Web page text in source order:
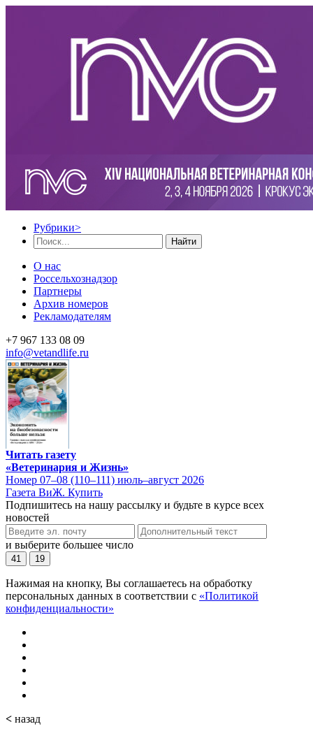
Рубрики>
Найти
О нас
Россельхознадзор
Партнеры
Архив номеров
Рекламодателям
+7 967 133 08 09
info@vetandlife.ru
Читать газету
«Ветеринария и Жизнь»
Номер 07–08 (110–111) июль–август 2026
Газета ВиЖ. Купить
Подпишитесь на нашу рассылку и будьте в курсе всех
новостей
и выберите большее число
41 19
Нажимая на кнопку, Вы соглашаетесь на обработку
персональных данных в соответствии с «Политикой
конфиденциальности»
< назад